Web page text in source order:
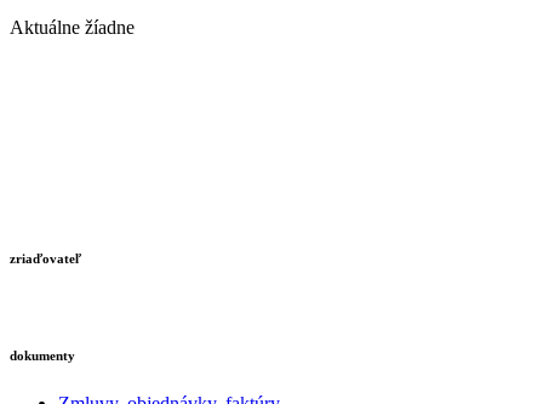
Aktuálne žíadne
zriaďovateľ
dokumenty